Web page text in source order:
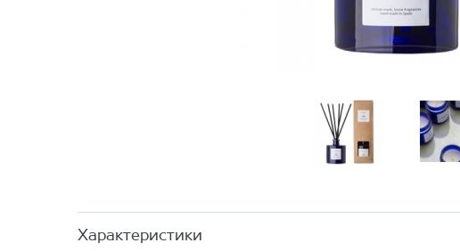
Характеристики